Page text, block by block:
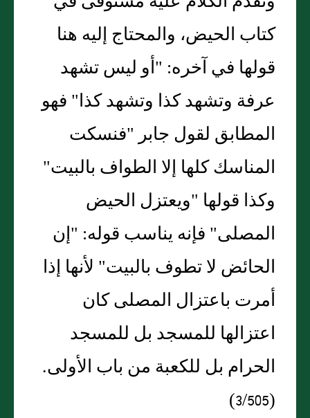
كتاب الحيض، والمحتاج إليه هنا
قولها في آخره: "أو ليس تشهد
عرفة وتشهد كذا وتشهد كذا" فهو
المطابق لقول جابر "فنسكت
المناسك كلها إلا الطواف بالبيت"
وكذا قولها "ويعتزل الحيض
المصلى" فإنه يناسب قوله: "إن
الحائض لا تطوف بالبيت" لأنها إذا
أمرت باعتزال المصلى كان
اعتزالها للمسجد بل للمسجد
الحرام بل للكعبة من باب الأولى.
(3/505)